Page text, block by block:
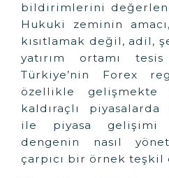
bildirimlerini
Hukuki zeminin
kısıtlamak değil, adil,
yatırım ortamı
Türkiye’nin Forex
özellikle
kaldıraçlı piyasalarda
ile piyasa gelişimi
dengenin nasıl
çarpıcı bir örnek